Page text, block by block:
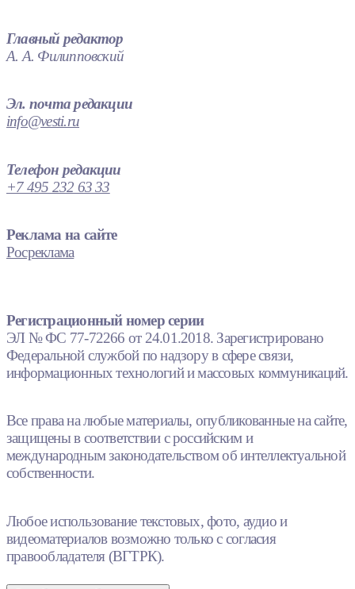
Главный редактор
А. А. Филипповский
Эл. почта редакции
info@vesti.ru
Телефон редакции
+7 495 232 63 33
Реклама на сайте
Росреклама
Регистрационный номер серии
ЭЛ № ФС 77-72266 от 24.01.2018. Зарегистрировано
Федеральной службой по надзору в сфере связи,
информационных технологий и массовых коммуникаций.
Все права на любые материалы, опубликованные на сайте,
защищены в соответствии с российским и
международным законодательством об интеллектуальной
собственности.
Любое использование текстовых, фото, аудио и
видеоматериалов возможно только с согласия
правообладателя (ВГТРК).